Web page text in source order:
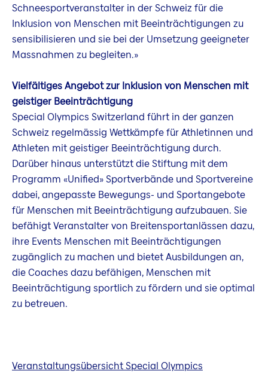
Schneesportveranstalter in der Schweiz für die
Inklusion von Menschen mit Beeinträchtigungen zu
sensibilisieren und sie bei der Umsetzung geeigneter
Massnahmen zu begleiten.»
Vielfältiges Angebot zur Inklusion von Menschen mit
geistiger Beeinträchtigung
Special Olympics Switzerland führt in der ganzen
Schweiz regelmässig Wettkämpfe für Athletinnen und
Athleten mit geistiger Beeinträchtigung durch.
Darüber hinaus unterstützt die Stiftung mit dem
Programm «Unified» Sportverbände und Sportvereine
dabei, angepasste Bewegungs- und Sportangebote
für Menschen mit Beeinträchtigung aufzubauen. Sie
befähigt Veranstalter von Breitensportanlässen dazu,
ihre Events Menschen mit Beeinträchtigungen
zugänglich zu machen und bietet Ausbildungen an,
die Coaches dazu befähigen, Menschen mit
Beeinträchtigung sportlich zu fördern und sie optimal
zu betreuen.
Veranstaltungsübersicht Special Olympics